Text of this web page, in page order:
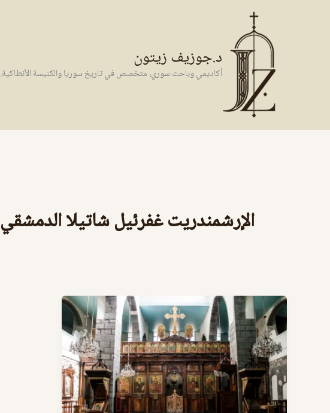
د.جوزيف زيتون
أكاديمي وباحث سوري، متخصص في تاريخ سوريا والكنيسة الأنطاكية.
الإرشمندريت غفرئيل شاتيلا الدمشقي